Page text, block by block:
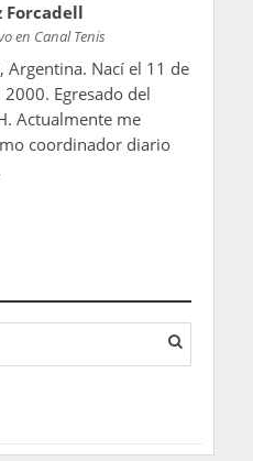
Forcadell
en Canal Tenis
Argentina. Nací el 11 de
Egresado del
Actualmente me
coordinador diario